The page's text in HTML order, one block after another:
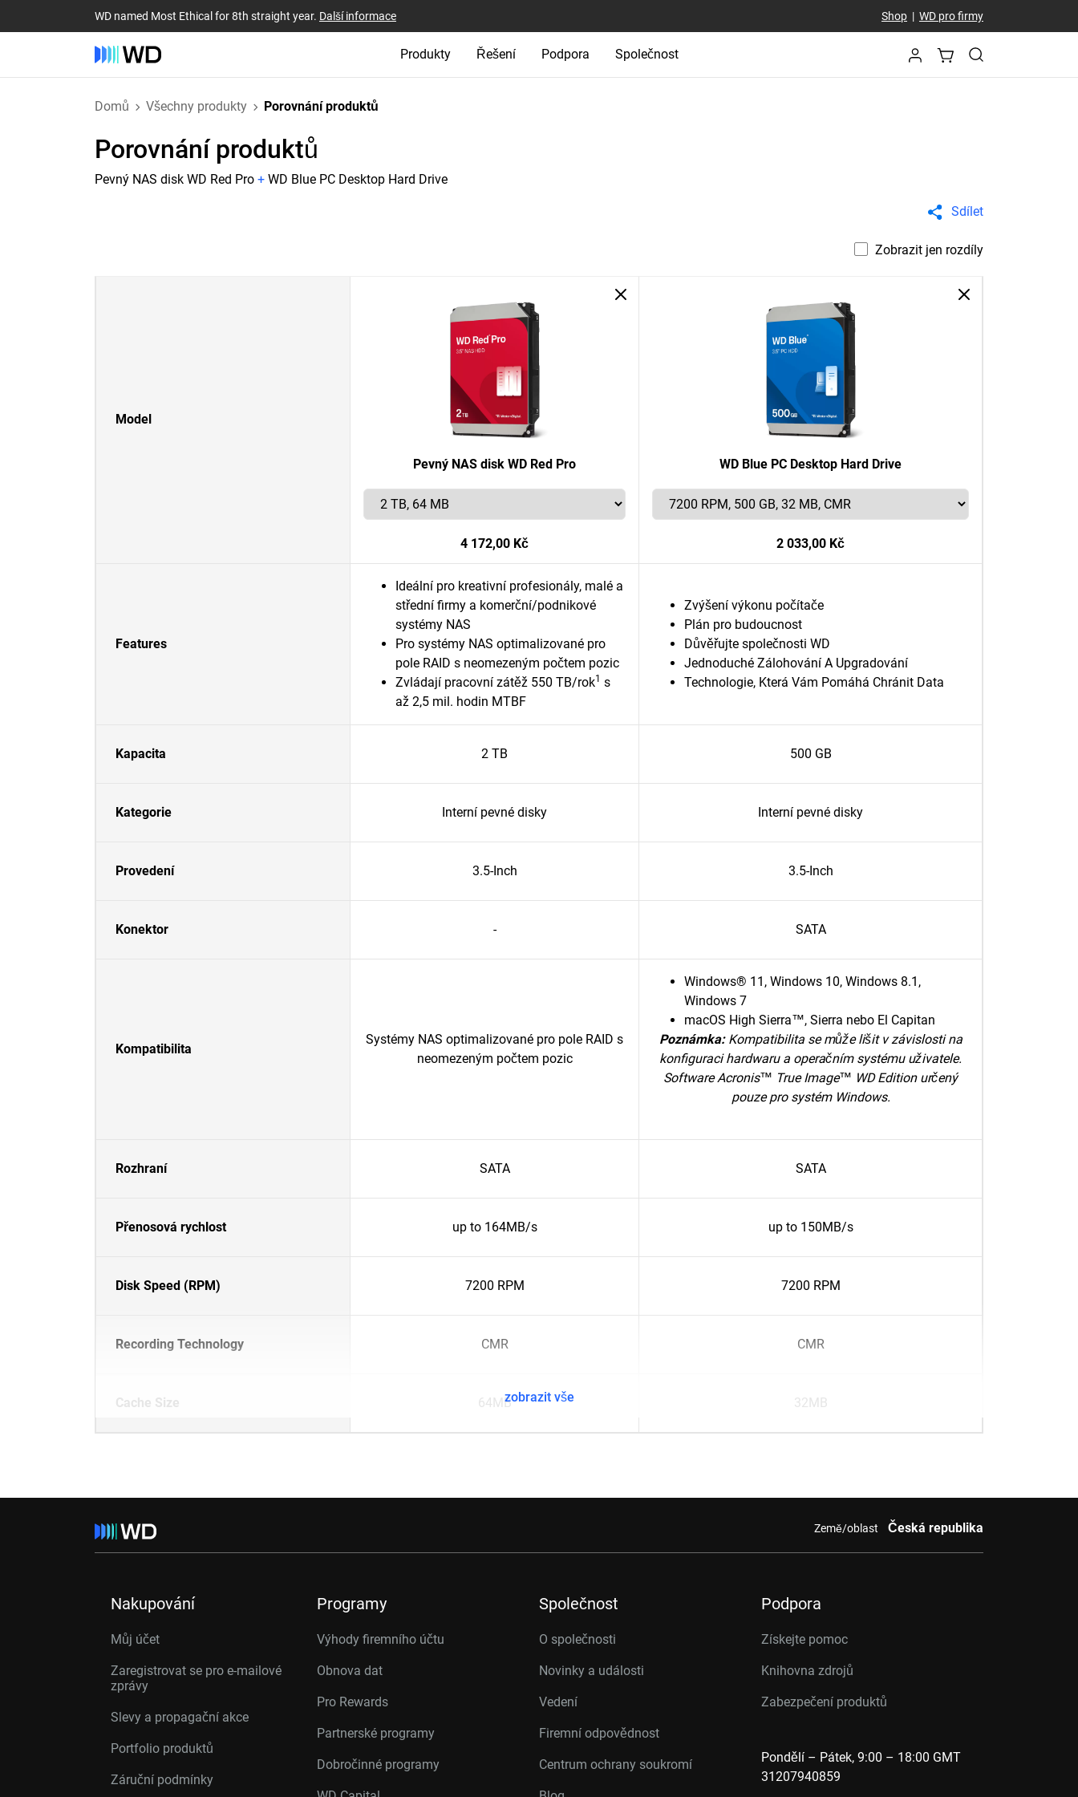
WD named Most Ethical for 8th straight year. Další informace Shop| WD pro firmy
Produkty Řešení Podpora Společnost
Domů Všechny produkty Porovnání produktů
Porovnání produktů
Pevný NAS disk WD Red Pro + WD Blue PC Desktop Hard Drive
Sdílet
Zobrazit jen rozdíly
Model
Pevný NAS disk WD Red Pro
4 172,00 Kč
WD Blue PC Desktop Hard Drive
2 033,00 Kč
Features
Ideální pro kreativní profesionály, malé a
střední firmy a komerční/podnikové
systémy NAS
Pro systémy NAS optimalizované pro
pole RAID s neomezeným počtem pozic
Zvládají pracovní zátěž 550 TB/rok1 s
až 2,5 mil. hodin MTBF
Zvýšení výkonu počítače
Plán pro budoucnost
Důvěřujte společnosti WD
Jednoduché Zálohování A Upgradování
Technologie, Která Vám Pomáhá Chránit Data
Kapacita 2 TB 500 GB
Kategorie Interní pevné disky Interní pevné disky
Provedení 3.5-Inch 3.5-Inch
Konektor - SATA
Kompatibilita
Systémy NAS optimalizované pro pole RAID s
neomezeným počtem pozic
Windows® 11, Windows 10, Windows 8.1,
Windows 7
macOS High Sierra™, Sierra nebo El Capitan
Poznámka: Kompatibilita se může lišit v závislosti na
konfiguraci hardwaru a operačním systému uživatele.
Software Acronis™ True Image™ WD Edition určený
pouze pro systém Windows.
Rozhraní SATA SATA
Přenosová rychlost up to 164MB/s up to 150MB/s
Disk Speed (RPM) 7200 RPM 7200 RPM
Recording Technology CMR CMR
Cache Size 64MB 32MB
zobrazit vše
Země/oblast Česká republika
Nakupování
Můj účet
Zaregistrovat se pro e-mailové
zprávy
Slevy a propagační akce
Portfolio produktů
Záruční podmínky
Programy
Výhody firemního účtu
Obnova dat
Pro Rewards
Partnerské programy
Dobročinné programy
Společnost
O společnosti
Novinky a události
Vedení
Firemní odpovědnost
Centrum ochrany soukromí
Podpora
Získejte pomoc
Knihovna zdrojů
Zabezpečení produktů
Pondělí – Pátek, 9:00 – 18:00 GMT
31207940859